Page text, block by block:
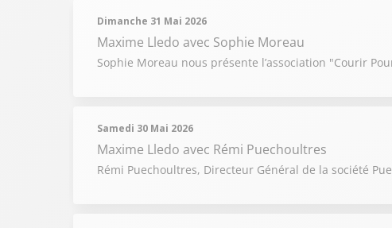
Dimanche 31 Mai 2026
Maxime Lledo avec Sophie Moreau
Sophie Moreau nous présente l’association "Courir
Samedi 30 Mai 2026
Maxime Lledo avec Rémi Puechoultres
Rémi Puechoultres, Directeur Général de la société